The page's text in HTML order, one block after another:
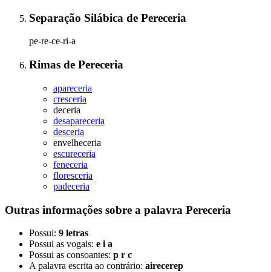
Separação Silábica de Pereceria
pe-re-ce-ri-a
Rimas de Pereceria
apareceria
cresceria
deceria
desapareceria
desceria
envelheceria
escureceria
feneceria
floresceria
padeceria
Outras informações sobre a palavra Pereceria
Possui: 9 letras
Possui as vogais: e i a
Possui as consoantes: p r c
A palavra escrita ao contrário: airecerep